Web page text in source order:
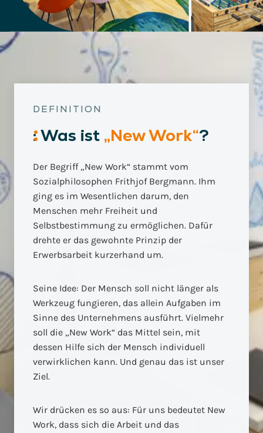
DEFINITION
:Was ist „New Work“?
Der Begriff „New Work“ stammt vom
Sozialphilosophen Frithjof Bergmann. Ihm
ging es im Wesentlichen darum, den
Menschen mehr Freiheit und
Selbstbestimmung zu ermöglichen. Dafür
drehte er das gewohnte Prinzip der
Erwerbsarbeit kurzerhand um.
Seine Idee: Der Mensch soll nicht länger als
Werkzeug fungieren, das allein Aufgaben im
Sinne des Unternehmens ausführt. Vielmehr
soll die „New Work“ das Mittel sein, mit
dessen Hilfe sich der Mensch individuell
verwirklichen kann. Und genau das ist unser
Ziel.
Wir drücken es so aus: Für uns bedeutet New
Work, dass sich die Arbeit und das